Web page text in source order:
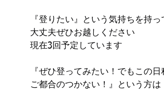
『登りたい』という気持ちを持っ
大丈夫ぜひお越しください
現在3回予定しています
『ぜひ登ってみたい！でもこの日
ご都合のつかない！』という方は